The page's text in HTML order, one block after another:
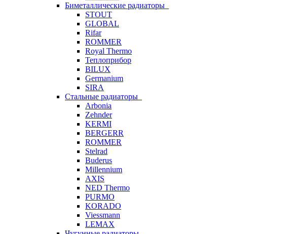
Биметаллические радиаторы
STOUT
GLOBAL
Rifar
ROMMER
Royal Thermo
Теплоприбор
BILUX
Germanium
SIRA
Стальные радиаторы
Arbonia
Zehnder
KERMI
BERGERR
ROMMER
Stelrad
Buderus
Millennium
AXIS
NED Thermo
PURMO
KORADO
Viessmann
LEMAX